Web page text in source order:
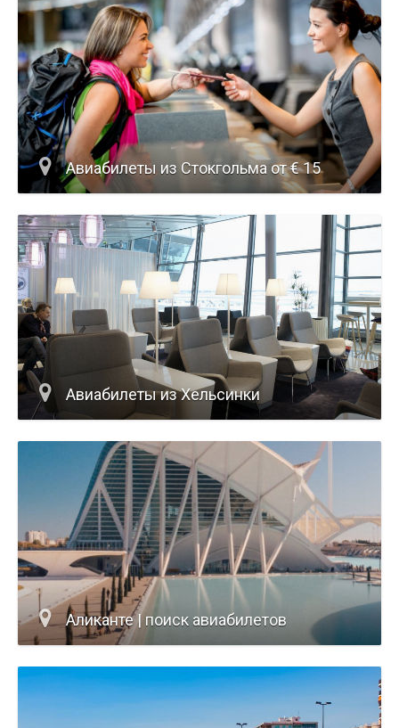
Авиабилеты из Стокгольма от € 15
Авиабилеты из Хельсинки
Аликанте | поиск авиабилетов